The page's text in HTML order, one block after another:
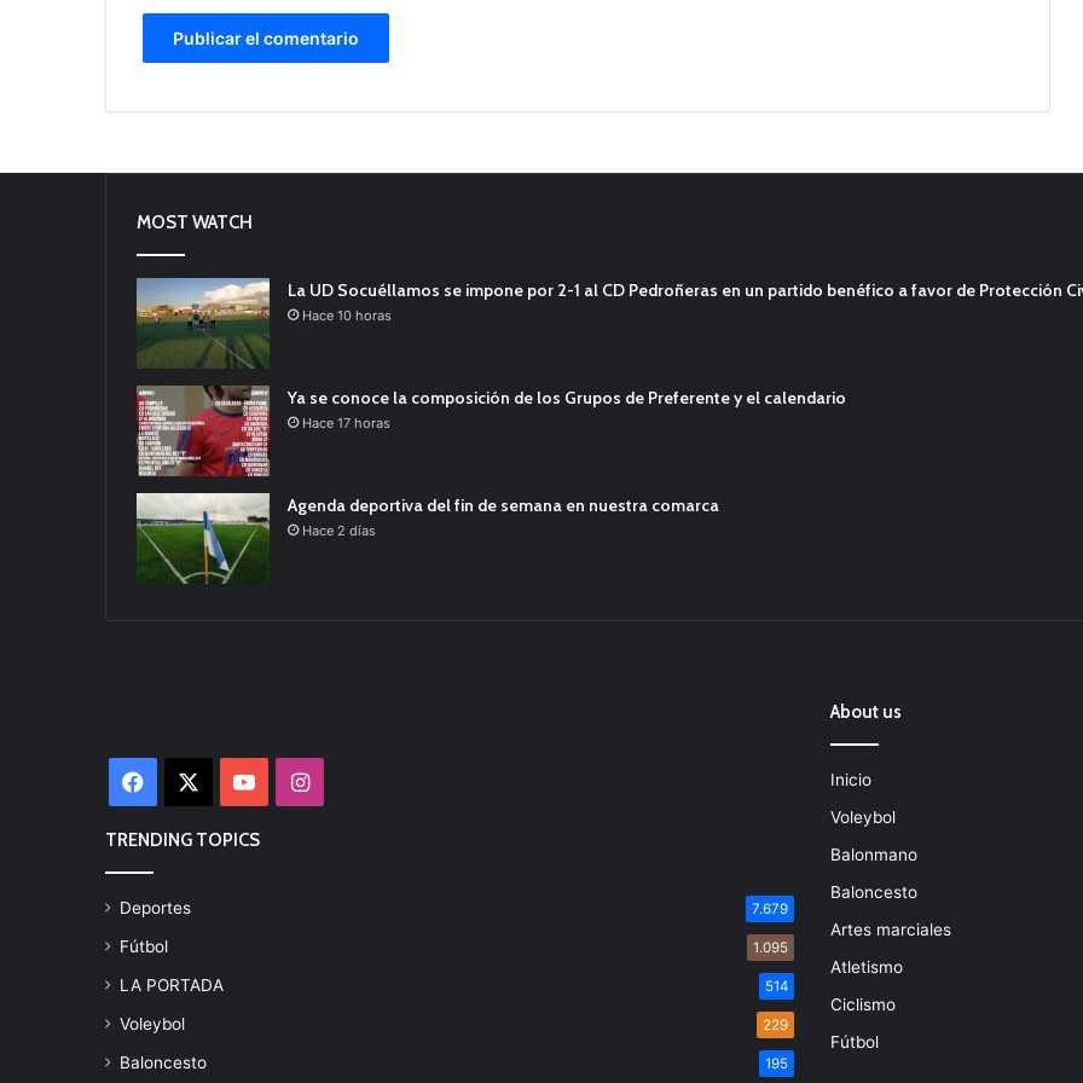
MOST WATCH
La UD Socuéllamos se impone por 2-1 al CD Pedroñeras en un partido benéfico a favor de Protección
Hace 10 horas
Ya se conoce la composición de los Grupos de Preferente y el calendario
Hace 17 horas
Agenda deportiva del fin de semana en nuestra comarca
Hace 2 días
Facebook YouTubeInstagram
TRENDING TOPICS
Deportes 7.679
Fútbol 1.095
LA PORTADA 514
Voleybol 229
Baloncesto 195
About us
Inicio
Voleybol
Balonmano
Baloncesto
Artes marciales
Atletismo
Ciclismo
Fútbol